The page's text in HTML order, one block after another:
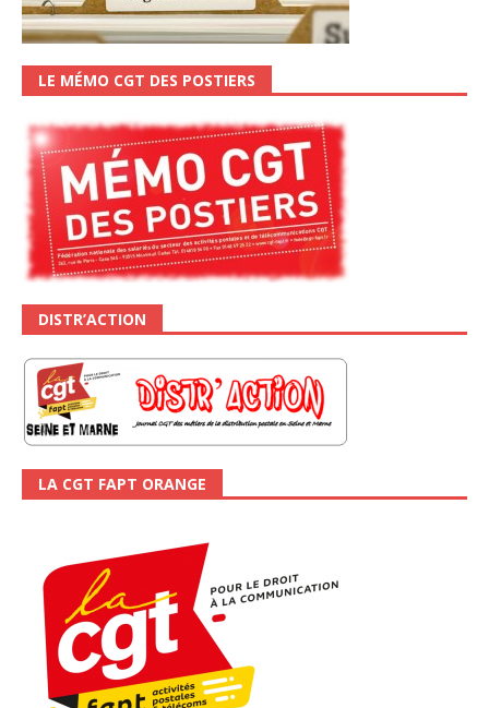
LE MÉMO CGT DES POSTIERS
DISTR’ACTION
LA CGT FAPT ORANGE